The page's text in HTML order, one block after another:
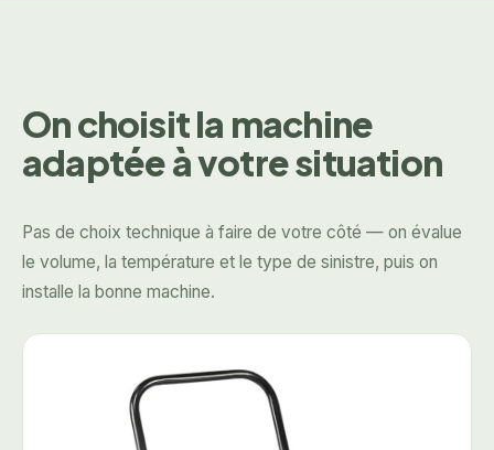
On choisit la machine
adaptée à votre situation
Pas de choix technique à faire de votre côté — on évalue
le volume, la température et le type de sinistre, puis on
installe la bonne machine.